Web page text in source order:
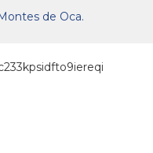
de Oca.